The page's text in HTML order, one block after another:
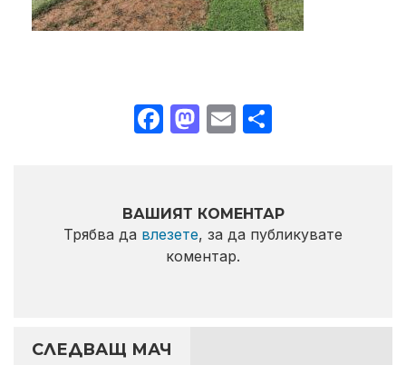
Facebook
Mastodon
Email
ВАШИЯТ КОМЕНТАР
Трябва да влезете, за да публикувате
коментар.
СЛЕДВАЩ МАЧ